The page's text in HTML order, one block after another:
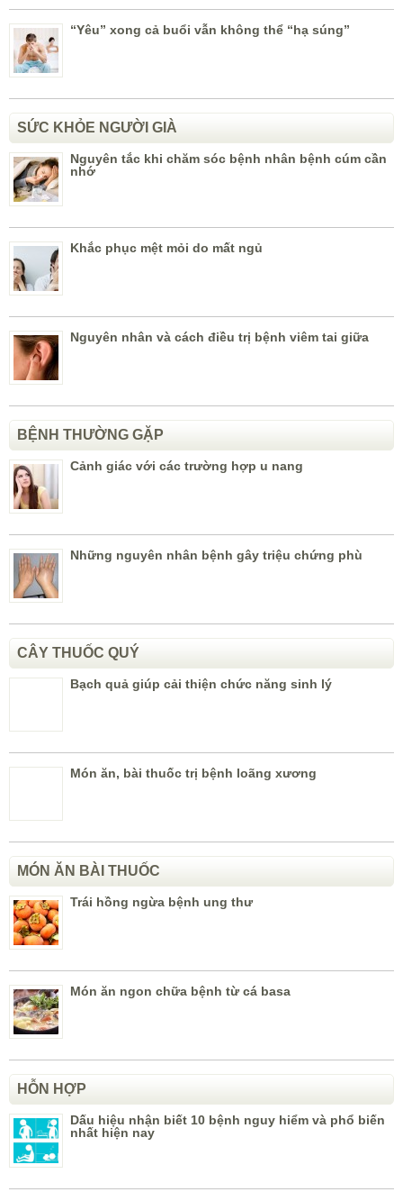
“Yêu” xong cả buổi vẫn không thể “hạ súng”
SỨC KHỎE NGƯỜI GIÀ
Nguyên tắc khi chăm sóc bệnh nhân bệnh cúm cần
nhớ
Khắc phục mệt mỏi do mất ngủ
Nguyên nhân và cách điều trị bệnh viêm tai giữa
BỆNH THƯỜNG GẶP
Cảnh giác với các trường hợp u nang
Những nguyên nhân bệnh gây triệu chứng phù
CÂY THUỐC QUÝ
Bạch quả giúp cải thiện chức năng sinh lý
Món ăn, bài thuốc trị bệnh loãng xương
MÓN ĂN BÀI THUỐC
Trái hồng ngừa bệnh ung thư
Món ăn ngon chữa bệnh từ cá basa
HỖN HỢP
Dấu hiệu nhận biết 10 bệnh nguy hiểm và phổ biến
nhất hiện nay